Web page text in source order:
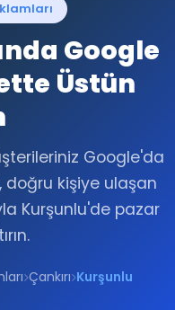
Google
Üstün
Google'da
doğru kişiye ulaşan
Kurşunlu'de pazar
Çankırı Kurşunlu